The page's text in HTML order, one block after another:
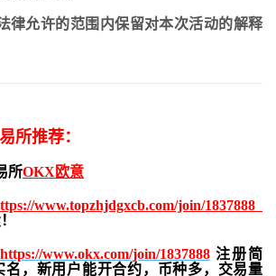
律允许的范围内保留对本次活动的解释
所推荐：
所OKX欧意
www.topzhjdgxcb.com/join/1837888
https://www.okx.com/join/1837888注册简
，新用户能开合约， 币种多，交易量